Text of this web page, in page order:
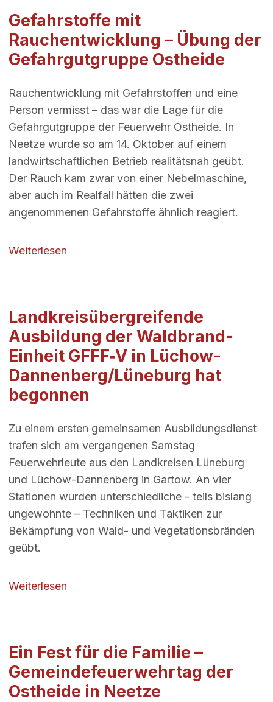
Gefahrstoffe mit
Rauchentwicklung – Übung der
Gefahrgutgruppe Ostheide
Rauchentwicklung mit Gefahrstoffen und eine
Person vermisst – das war die Lage für die
Gefahrgutgruppe der Feuerwehr Ostheide. In
Neetze wurde so am 14. Oktober auf einem
landwirtschaftlichen Betrieb realitätsnah geübt.
Der Rauch kam zwar von einer Nebelmaschine,
aber auch im Realfall hätten die zwei
angenommenen Gefahrstoffe ähnlich reagiert.
Weiterlesenüber Gefahrstoffe mit
Landkreisübergreifende
Ausbildung der Waldbrand-
Einheit GFFF‑V in Lüchow-
Dannenberg/Lüneburg hat
begonnen
Zu einem ersten gemeinsamen Ausbildungsdienst
trafen sich am vergangenen Samstag
Feuerwehrleute aus den Landkreisen Lüneburg
und Lüchow-Dannenberg in Gartow. An vier
Stationen wurden unterschiedliche - teils bislang
ungewohnte – Techniken und Taktiken zur
Bekämpfung von Wald- und Vegetationsbränden
geübt.
Weiterlesenüber Landkreisübergreifende
Ein Fest für die Familie –
Gemeindefeuerwehrtag der
Ostheide in Neetze